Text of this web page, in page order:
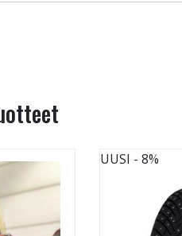
UUSI - 8%